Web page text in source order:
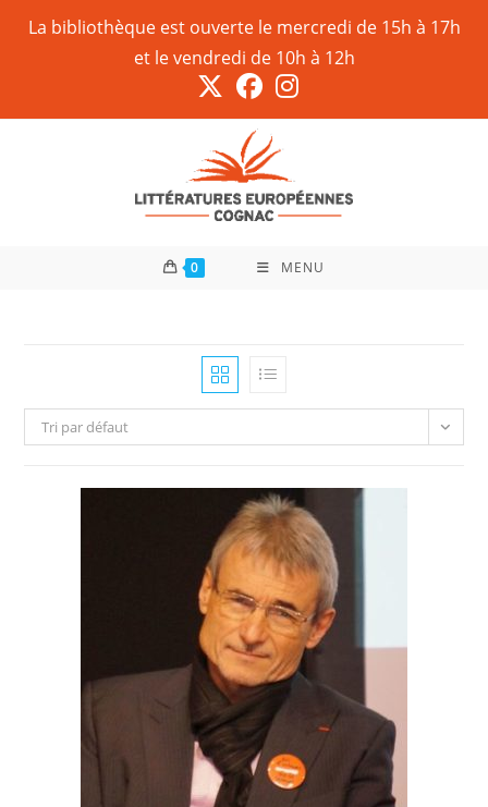
La bibliothèque est ouverte le mercredi de 15h à 17h
et le vendredi de 10h à 12h
0 MENU
Tri par défaut